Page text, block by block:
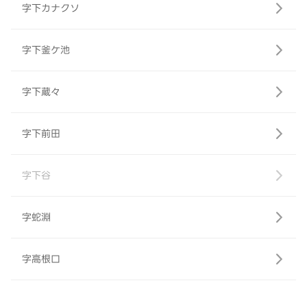
字下カナクソ
字下釜ケ池
字下蔵々
字下前田
字下谷
字蛇淵
字高根口